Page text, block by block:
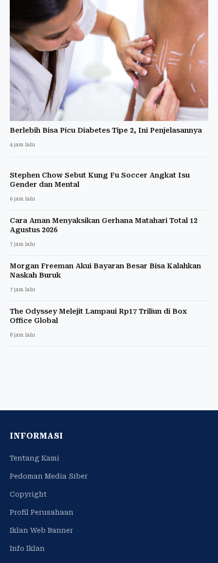
Berlebih Bisa Picu Diabetes Tipe 2, Ini Penjelasannya
4 jam lalu
Stephen Chow Sebut Kung Fu Soccer Angkat Isu
Gender dan Mental
6 jam lalu
Cara Aman Menyaksikan Gerhana Matahari Total 12
Agustus 2026
7 jam lalu
Morgan Freeman Akui Bayaran Besar Bisa Kalahkan
Naskah Buruk
7 jam lalu
The Odyssey Melejit Lampaui Rp17 Triliun di Box
Office Global
8 jam lalu
INFORMASI
Tentang Kami
Pedoman Media Siber
Copyright
Profil Perusahaan
Iklan Web Banner
Info Iklan